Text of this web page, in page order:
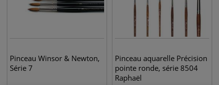
Pinceau Winsor & Newton,
Série 7
Pinceau aquarelle Précision
pointe ronde, série 8504
Raphaël